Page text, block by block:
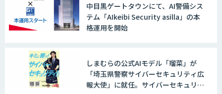
中目黒ゲートタウンにて、AI警備シス
テム「AIkeibi Security asilla」の本
格運用を開始
しまむらの公式AIモデル「瑠菜」が
「埼玉県警察サイバーセキュリティ広
報大使」に就任。サイバーセキュリテ